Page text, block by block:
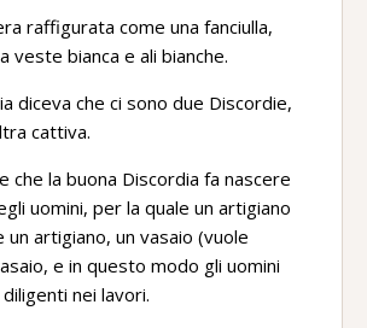
raffigurata come una fanciulla,
veste bianca e ali bianche.
diceva che ci sono due Discordie,
cattiva.
che la buona Discordia fa nascere
uomini, per la quale un artigiano
un artigiano, un vasaio (vuole
e in questo modo gli uomini
nei lavori.